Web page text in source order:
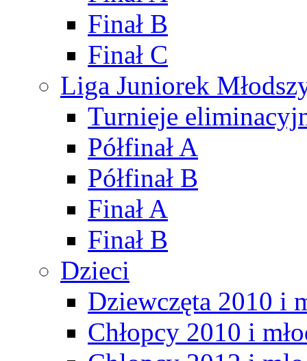
Finał B
Finał C
Liga Juniorek
Turnieje
Półfinał A
Półfinał B
Finał A
Finał B
Dzieci
Dziewczęta 2010 i
Chłopcy 2010 i